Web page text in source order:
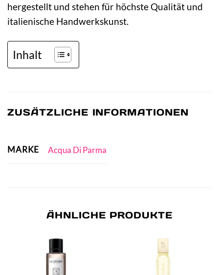
hergestellt und stehen für höchste Qualität und
italienische Handwerkskunst.
Inhalt
ZUSÄTZLICHE INFORMATIONEN
MARKE Acqua Di Parma
ÄHNLICHE PRODUKTE